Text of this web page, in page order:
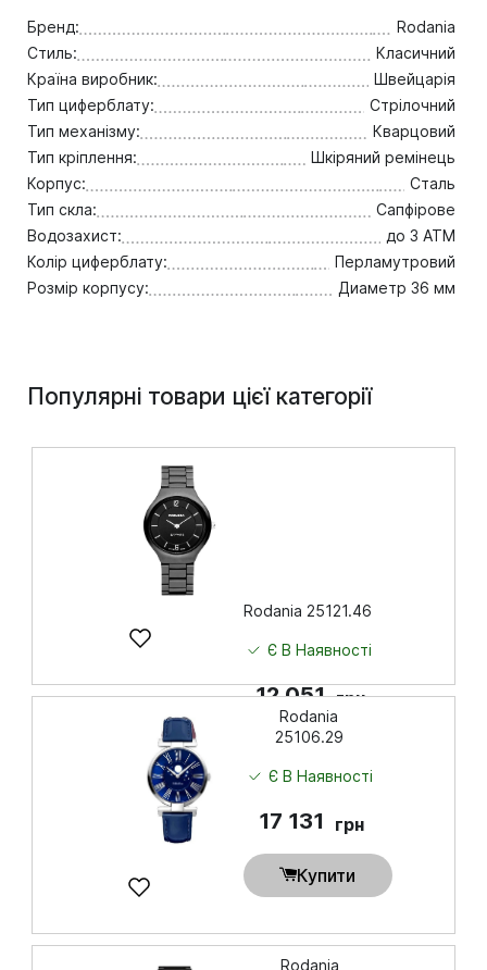
Бренд:
Rodania
Стиль:
Класичний
Країна виробник:
Швейцарія
Тип циферблату:
Стрілочний
Тип механізму:
Кварцовий
Тип кріплення:
Шкіряний ремінець
Корпус:
Сталь
Тип скла:
Сапфірове
Водозахист:
до 3 ATM
Колір циферблату:
Перламутровий
Розмір корпусу:
Диаметр 36 мм
Популярні товари цієї категорії
Rodania 25121.46
Є В Наявності
12 051 грн
Купити
Rodania
25106.29
Є В Наявності
17 131 грн
Купити
Rodania